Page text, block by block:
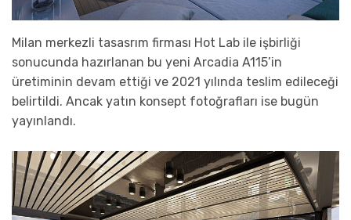
Milan merkezli tasasrım firması Hot Lab ile işbirliği
sonucunda hazırlanan bu yeni Arcadia A115’in
üretiminin devam ettiği ve 2021 yılında teslim edileceği
belirtildi. Ancak yatın konsept fotoğrafları ise bugün
yayınlandı.